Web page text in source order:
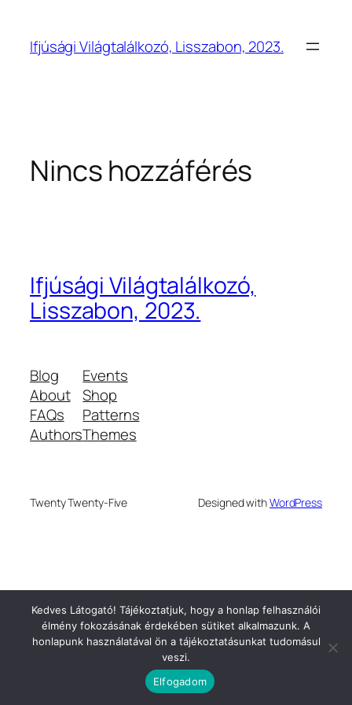
tartalomhoz
Ifjúsági Világtalálkozó, Lisszabon, 2023.
Nincs hozzáférés
Ifjúsági Világtalálkozó,
Lisszabon, 2023.
Blog
About
FAQs
Authors
Events
Shop
Patterns
Themes
Twenty Twenty-Five Designed withWordPress
Kedves Látogató! Tájékoztatjuk, hogy a honlap felhasználói
élmény fokozásának érdekében sütiket alkalmazunk. A
honlapunk használatával ön a tájékoztatásunkat tudomásul
veszi.
Elfogadom